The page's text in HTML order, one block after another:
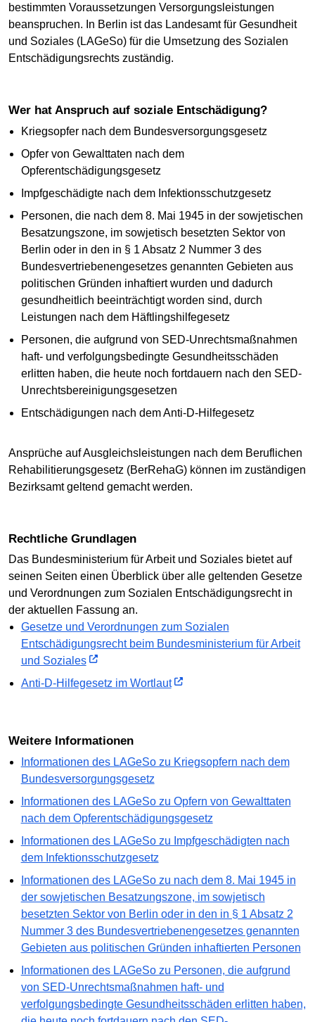
bestimmten Voraussetzungen Versorgungsleistungen
beanspruchen. In Berlin ist das Landesamt für Gesundheit
und Soziales (LAGeSo) für die Umsetzung des Sozialen
Entschädigungsrechts zuständig.
Wer hat Anspruch auf soziale Entschädigung?
Kriegsopfer nach dem Bundesversorgungsgesetz
Opfer von Gewalttaten nach dem
Opferentschädigungsgesetz
Impfgeschädigte nach dem Infektionsschutzgesetz
Personen, die nach dem 8. Mai 1945 in der sowjetischen
Besatzungszone, im sowjetisch besetzten Sektor von
Berlin oder in den in § 1 Absatz 2 Nummer 3 des
Bundesvertriebenengesetzes genannten Gebieten aus
politischen Gründen inhaftiert wurden und dadurch
gesundheitlich beeinträchtigt worden sind, durch
Leistungen nach dem Häftlingshilfegesetz
Personen, die aufgrund von SED-Unrechtsmaßnahmen
haft- und verfolgungsbedingte Gesundheitsschäden
erlitten haben, die heute noch fortdauern nach den SED-
Unrechtsbereinigungsgesetzen
Entschädigungen nach dem Anti-D-Hilfegesetz
Ansprüche auf Ausgleichsleistungen nach dem Beruflichen
Rehabilitierungsgesetz (BerRehaG) können im zuständigen
Bezirksamt geltend gemacht werden.
Rechtliche Grundlagen
Das Bundesministerium für Arbeit und Soziales bietet auf
seinen Seiten einen Überblick über alle geltenden Gesetze
und Verordnungen zum Sozialen Entschädigungsrecht in
der aktuellen Fassung an.
Gesetze und Verordnungen zum Sozialen
Entschädigungsrecht beim Bundesministerium für Arbeit
und Soziales
Anti-D-Hilfegesetz im Wortlaut
Weitere Informationen
Informationen des LAGeSo zu Kriegsopfern nach dem
Bundesversorgungsgesetz
Informationen des LAGeSo zu Opfern von Gewalttaten
nach dem Opferentschädigungsgesetz
Informationen des LAGeSo zu Impfgeschädigten nach
dem Infektionsschutzgesetz
Informationen des LAGeSo zu nach dem 8. Mai 1945 in
der sowjetischen Besatzungszone, im sowjetisch
besetzten Sektor von Berlin oder in den in § 1 Absatz 2
Nummer 3 des Bundesvertriebenengesetzes genannten
Gebieten aus politischen Gründen inhaftierten Personen
Informationen des LAGeSo zu Personen, die aufgrund
von SED-Unrechtsmaßnahmen haft- und
verfolgungsbedingte Gesundheitsschäden erlitten haben,